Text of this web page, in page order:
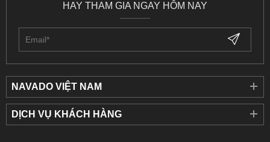
NAVADO VIỆT NAM
DỊCH VỤ KHÁCH HÀNG
HAY THAM GIA NGAY HÔM NAY